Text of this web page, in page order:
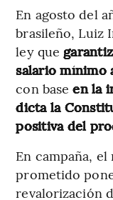
En agosto del
brasileño, Luiz
ley que
salario mínimo
con baseen la
dicta la
positiva del
En campaña,
prometido
revalorización